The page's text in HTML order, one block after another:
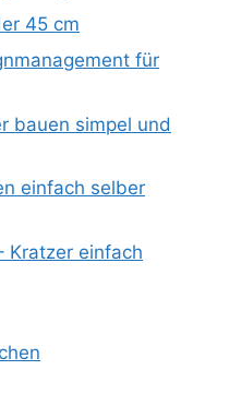
45 cm
für
bauen simpel und
einfach selber
Kratzer einfach